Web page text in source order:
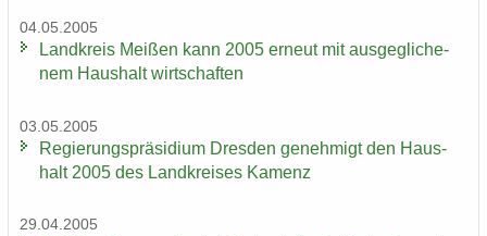
04.05.2005
Land­kreis Mei­ßen kann 2005 er­neut mit aus­ge­gli­che­
nem Haus­halt wirt­schaf­ten
03.05.2005
Re­gie­rungs­prä­si­di­um Dres­den ge­neh­migt den Haus­
halt 2005 des Land­krei­ses Ka­menz
29.04.2005